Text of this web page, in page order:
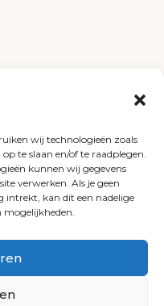
wij technologieën zoals
te slaan en/of te raadplegen.
kunnen wij gegevens
verwerken. Als je geen
kan dit een nadelige
mogelijkheden.